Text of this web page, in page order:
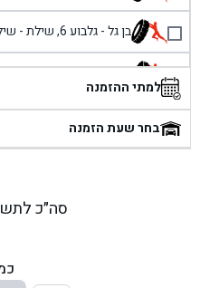
בן גל - גלבוע 6, שילת - שילת
בן גל - פוריידיס, כניסה
בן גל - שכונת אזור
בן גל - דרך השבעה 20, אזור - אזור
בן גל - הרצל 6, גדרה - גדרה
למתי ההזמנה
בחר שעת הזמנה
סה״כ